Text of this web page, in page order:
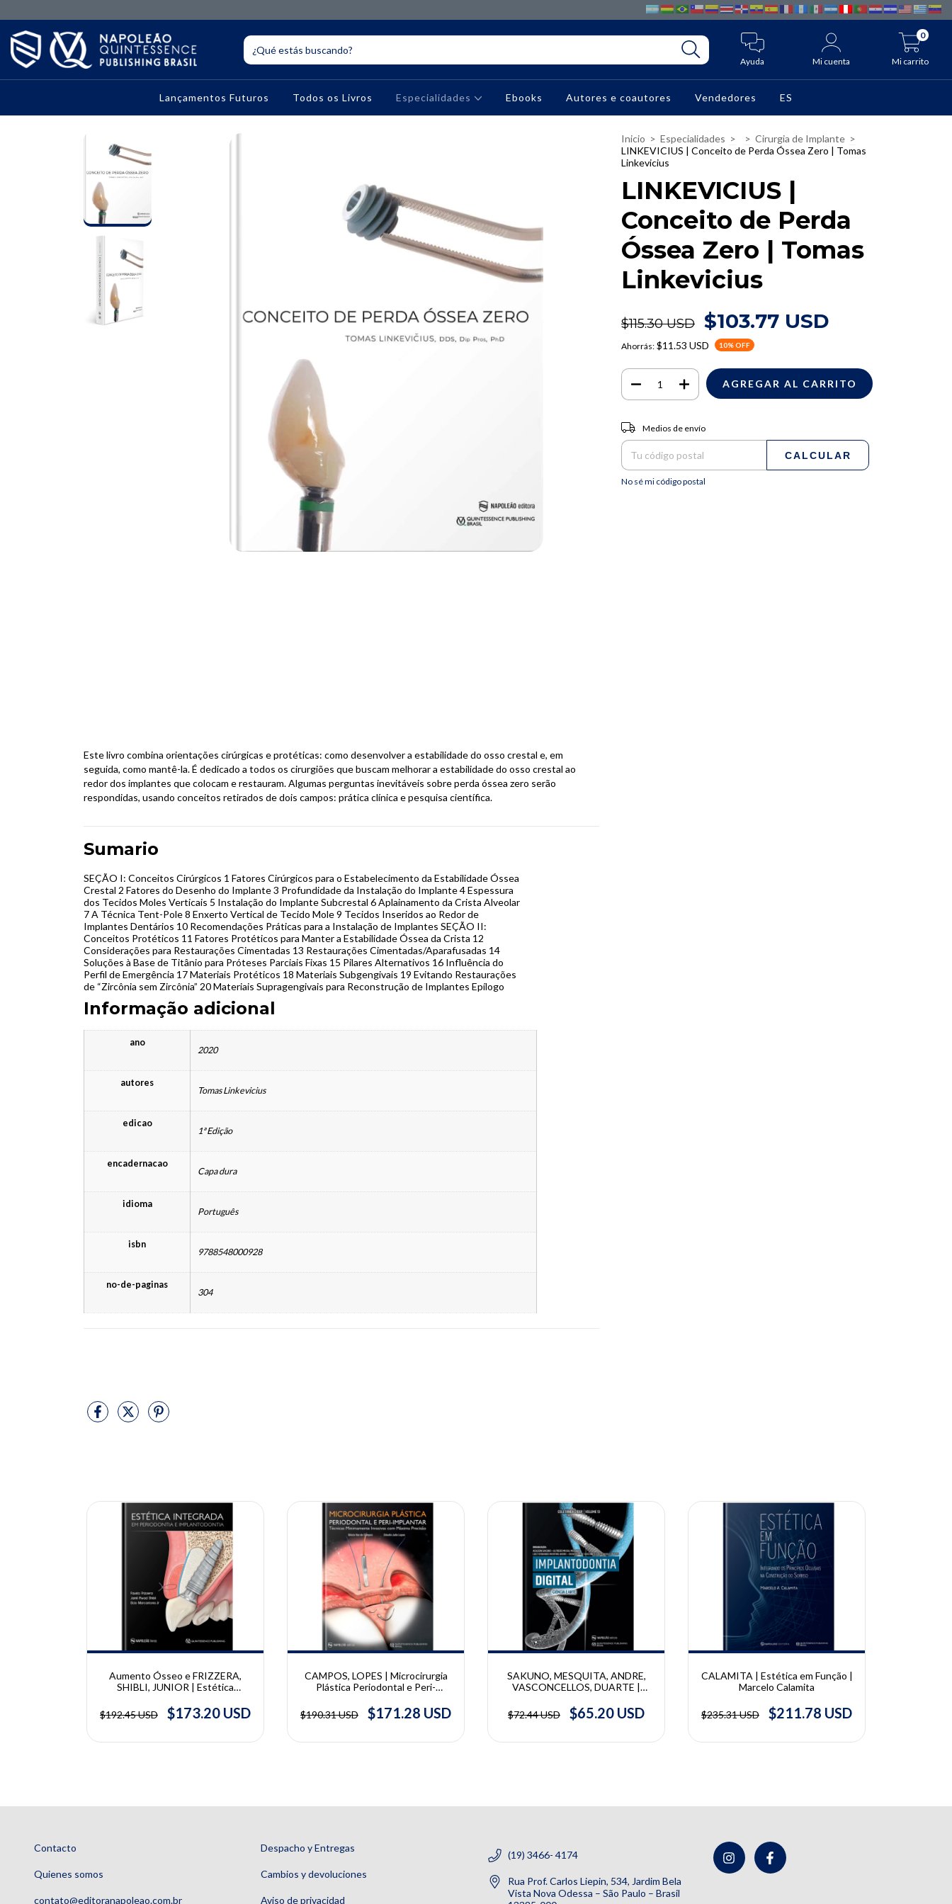
Ayuda Mi cuenta Mi carrito
0
Lançamentos Futuros Todos os Livros Especialidades Ebooks Autores e coautores Vendedores ES
Este livro combina orientações cirúrgicas e protéticas: como desenvolver a estabilidade do osso crestal e, em
seguida, como mantê-la. É dedicado a todos os cirurgiões que buscam melhorar a estabilidade do osso crestal ao
redor dos implantes que colocam e restauram. Algumas perguntas inevitáveis sobre perda óssea zero serão
respondidas, usando conceitos retirados de dois campos: prática clínica e pesquisa científica.
Sumario
SEÇÃO I: Conceitos Cirúrgicos 1 Fatores Cirúrgicos para o Estabelecimento da Estabilidade Óssea
Crestal 2 Fatores do Desenho do Implante 3 Profundidade da Instalação do Implante 4 Espessura
dos Tecidos Moles Verticais 5 Instalação do Implante Subcrestal 6 Aplainamento da Crista Alveolar
7 A Técnica Tent-Pole 8 Enxerto Vertical de Tecido Mole 9 Tecidos Inseridos ao Redor de
Implantes Dentários 10 Recomendações Práticas para a Instalação de Implantes SEÇÃO II:
Conceitos Protéticos 11 Fatores Protéticos para Manter a Estabilidade Óssea da Crista 12
Considerações para Restaurações Cimentadas 13 Restaurações Cimentadas/Aparafusadas 14
Soluções à Base de Titânio para Próteses Parciais Fixas 15 Pilares Alternativos 16 Influência do
Perfil de Emergência 17 Materiais Protéticos 18 Materiais Subgengivais 19 Evitando Restaurações
de “Zircônia sem Zircônia” 20 Materiais Supragengivais para Reconstrução de Implantes Epílogo
Informação adicional
ano
2020
autores
Tomas Linkevicius
edicao
1ª Edição
encadernacao
Capa dura
idioma
Português
isbn
9788548000928
no-de-paginas
304
Inicio > Especialidades > > Cirurgia de Implante >
LINKEVICIUS | Conceito de Perda Óssea Zero | Tomas
Linkevicius
LINKEVICIUS |
Conceito de Perda
Óssea Zero | Tomas
Linkevicius
$115.30 USD $103.77 USD
Ahorrás: $11.53 USD 10% OFF
Entregas para el CP:
Medios de envío
CALCULAR
No sé mi código postal
Aumento Ósseo e FRIZZERA,
SHIBLI, JUNIOR | Estética
Implantodontia | Elcio
Marcantonio Jr, Fausto Frizzera,
$192.45 USD $173.20 USD
CAMPOS, LOPES | Microcirurgia
Plástica Periodontal e Peri-
Glécio Vaz de Campos
$190.31 USD $171.28 USD
SAKUNO, MESQUITA, ANDRE,
VASCONCELLOS, DUARTE |
Arte | Adilson Sakuno, Alfredo
Mikail Mesquita, Luiz Fernando
Vasconcellos, Danilo Duarte
$72.44 USD $65.20 USD
CALAMITA | Estética em Função |
Marcelo Calamita
$235.31 USD $211.78 USD
Contacto
Quienes somos
contato@editoranapoleao.com.br
Despacho y Entregas
Cambios y devoluciones
Aviso de privacidad
(19) 3466- 4174
Rua Prof. Carlos Liepin, 534, Jardim Bela
Vista Nova Odessa – São Paulo – Brasil